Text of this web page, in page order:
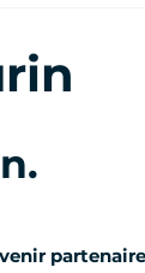
partenaire